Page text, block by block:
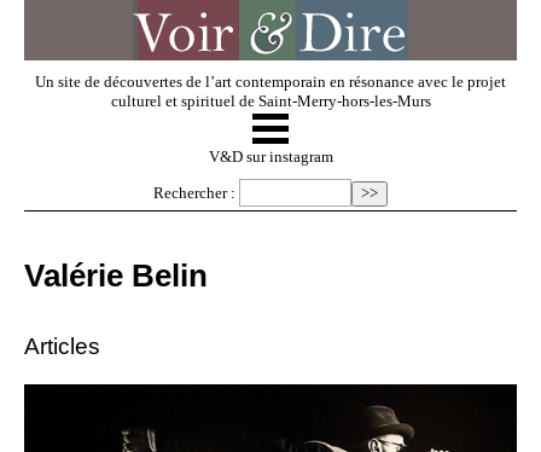
Un site de découvertes de l’art contemporain en résonance avec le projet
culturel et spirituel de Saint-Merry-hors-les-Murs
V & D
Regarder
☰
V&D sur instagram
Rechercher :
Valérie Belin
Articles